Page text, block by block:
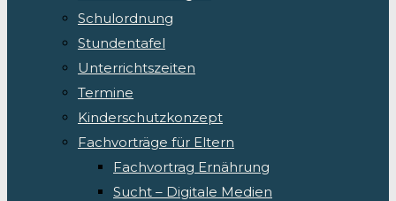
Schulordnung
Stundentafel
Unterrichtszeiten
Termine
Kinderschutzkonzept
Fachvorträge für Eltern
Fachvortrag Ernährung
Sucht – Digitale Medien